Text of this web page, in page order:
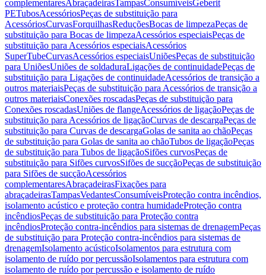
complementaresAbraçadeirasTampasConsumíveisGeberit
PETubosAcessóriosPeças de substituição para
AcessóriosCurvasForquilhasReduçõesBocas de limpezaPeças de
substituição para Bocas de limpezaAcessórios especiaisPeças de
substituição para Acessórios especiaisAcessórios
SuperTubeCurvasAcessórios especiaisUniõesPeças de substituição
para UniõesUniões de soldaduraLigações de continuidadePeças de
substituição para Ligações de continuidadeAcessórios de transição a
outros materiaisPeças de substituição para Acessórios de transição a
outros materiaisConexões roscadasPeças de substituição para
Conexões roscadasUniões de flangeAcessórios de ligaçãoPeças de
substituição para Acessórios de ligaçãoCurvas de descargaPeças de
substituição para Curvas de descargaGolas de sanita ao chãoPeças
de substituição para Golas de sanita ao chãoTubos de ligaçãoPeças
de substituição para Tubos de ligaçãoSifões curvosPeças de
substituição para Sifões curvosSifões de sucçãoPeças de substituição
para Sifões de sucçãoAcessórios
complementaresAbraçadeirasFixações para
abraçadeirasTampasVedantesConsumíveisProteção contra incêndios,
isolamento acústico e proteção contra humidadeProteção contra
incêndiosPeças de substituição para Proteção contra
incêndiosProteção contra-incêndios para sistemas de drenagemPeças
de substituição para Proteção contra-incêndios para sistemas de
drenagemIsolamento acústicoIsolamentos para estrutura com
isolamento de ruído por percussãoIsolamentos para estrutura com
isolamento de ruído por percussão e isolamento de ruído